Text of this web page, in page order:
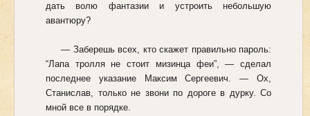
дать волю фантазии и устроить небольшую
авантюру?
— Заберешь всех, кто скажет правильно пароль:
“Лапа тролля не стоит мизинца феи”, — сделал
последнее указание Максим Сергеевич. — Ох,
Станислав, только не звони по дороге в дурку. Со
мной все в порядке.